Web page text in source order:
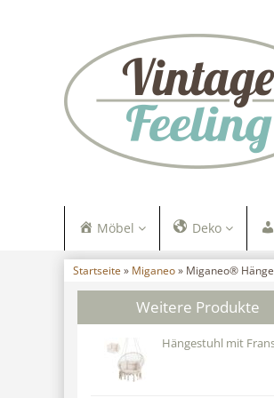
Möbel Deko
Startseite » Miganeo» Miganeo®
Weitere Produkte
Hängestuhl mit